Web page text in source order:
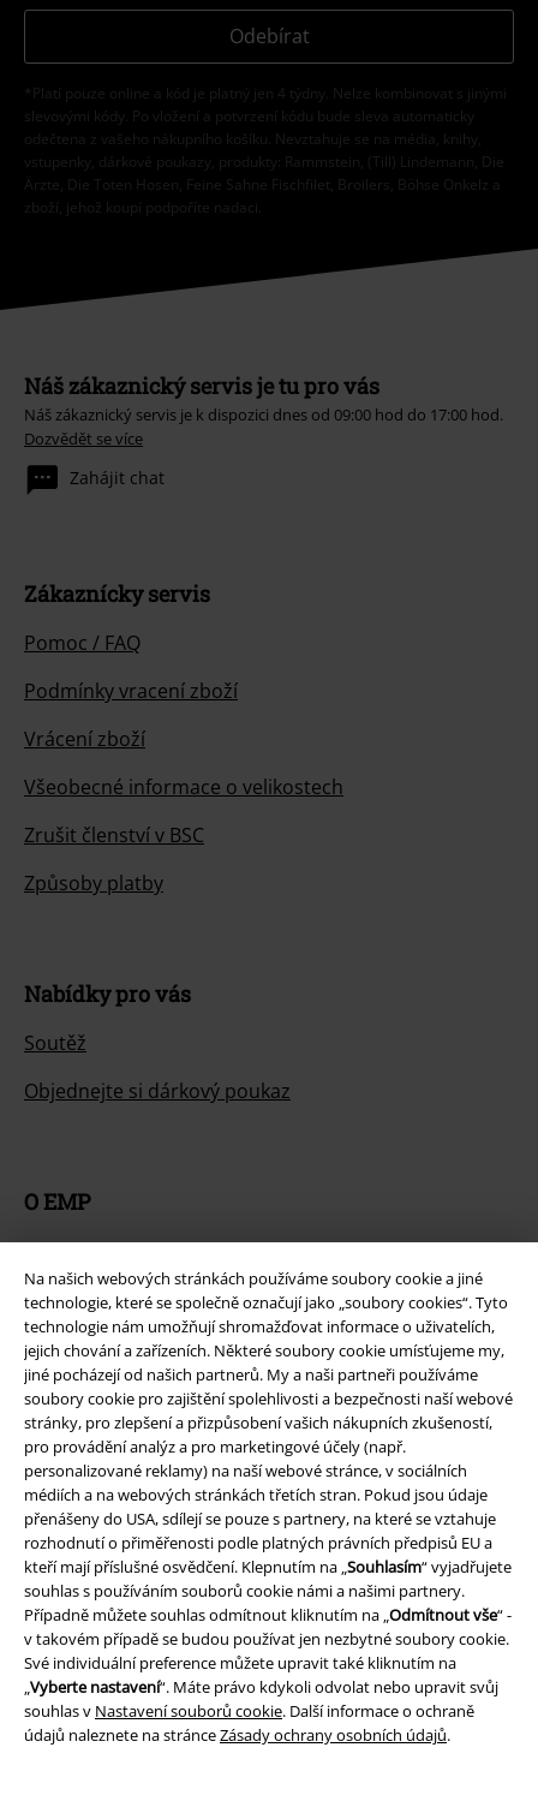
Na našich webových stránkách používáme soubory cookie a jiné
technologie, které se společně označují jako „soubory cookies“. Tyto
technologie nám umožňují shromažďovat informace o uživatelích,
jejich chování a zařízeních. Některé soubory cookie umísťujeme my,
jiné pocházejí od našich partnerů. My a naši partneři používáme
soubory cookie pro zajištění spolehlivosti a bezpečnosti naší webové
stránky, pro zlepšení a přizpůsobení vašich nákupních zkušeností,
pro provádění analýz a pro marketingové účely (např.
personalizované reklamy) na naší webové stránce, v sociálních
médiích a na webových stránkách třetích stran. Pokud jsou údaje
přenášeny do USA, sdílejí se pouze s partnery, na které se vztahuje
rozhodnutí o přiměřenosti podle platných právních předpisů EU a
kteří mají příslušné osvědčení. Klepnutím na „Souhlasím“ vyjadřujete
souhlas s používáním souborů cookie námi a našimi partnery.
Případně můžete souhlas odmítnout kliknutím na „Odmítnout vše“ -
v takovém případě se budou používat jen nezbytné soubory cookie.
Své individuální preference můžete upravit také kliknutím na
„Vyberte nastavení“. Máte právo kdykoli odvolat nebo upravit svůj
souhlas v Nastavení souborů cookie. Další informace o ochraně
údajů naleznete na stránceZásady ochrany osobních údajů.
Odebírat
*Platí pouze online a kód je platný jen 4 týdny. Nelze kombinovat s jinými
slevovými kódy. Po vložení a potvrzení kódu bude sleva automaticky
odečtena z vašeho nákupního košíku. Nevztahuje se na média, knihy,
vstupenky, dárkové poukazy, produkty: Rammstein, (Till) Lindemann, Die
Ärzte, Die Toten Hosen, Feine Sahne Fischfilet, Broilers, Böhse Onkelz a
zboží, jehož koupí podpoříte nadaci.
Náš zákaznický servis je tu pro vás
Náš zákaznický servis je k dispozici dnes od 09:00 hod do 17:00 hod.
Dozvědět se více
Zahájit chat
Zákaznícky servis
Pomoc / FAQ
Podmínky vracení zboží
Vrácení zboží
Všeobecné informace o velikostech
Zrušit členství v BSC
Způsoby platby
Nabídky pro vás
Soutěž
Objednejte si dárkový poukaz
O EMP
Udržitelnost
Staňte se součástí komunity!
Způsoby platby